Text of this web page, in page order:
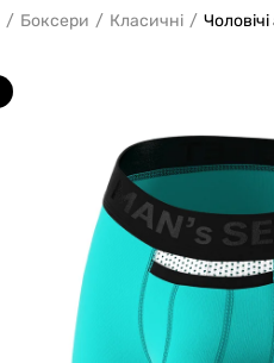
Боксери Класичні